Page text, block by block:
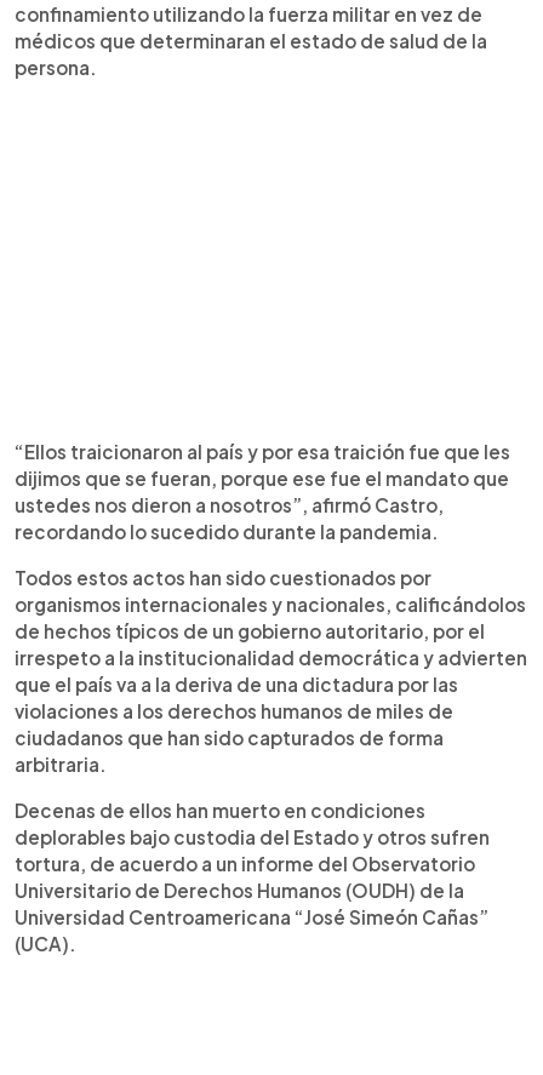
confinamiento utilizando la fuerza militar en vez de
médicos que determinaran el estado de salud de la
persona.
“Ellos traicionaron al país y por esa traición fue que les
dijimos que se fueran, porque ese fue el mandato que
ustedes nos dieron a nosotros”, afirmó Castro,
recordando lo sucedido durante la pandemia.
Todos estos actos han sido cuestionados por
organismos internacionales y nacionales, calificándolos
de hechos típicos de un gobierno autoritario, por el
irrespeto a la institucionalidad democrática y advierten
que el país va a la deriva de una dictadura por las
violaciones a los derechos humanos de miles de
ciudadanos que han sido capturados de forma
arbitraria.
Decenas de ellos han muerto en condiciones
deplorables bajo custodia del Estado y otros sufren
tortura, de acuerdo a un informe del Observatorio
Universitario de Derechos Humanos (OUDH) de la
Universidad Centroamericana “José Simeón Cañas”
(UCA).